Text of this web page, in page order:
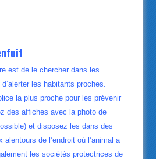
est de le chercher dans les
les habitants proches.
la plus proche pour les prévenir
des affiches avec la photo de
et disposez les dans des
de l’endroit où l’animal a
les sociétés protectrices de